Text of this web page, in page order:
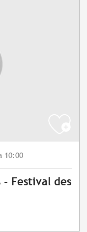
10:00
Festival des